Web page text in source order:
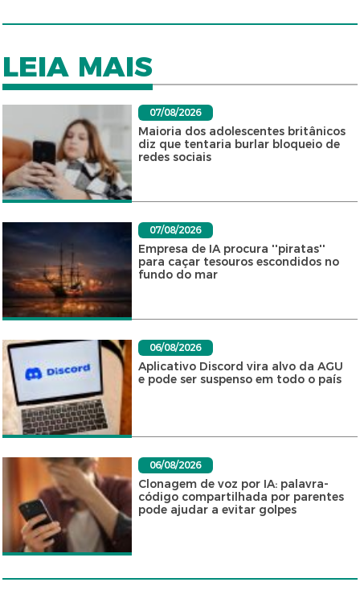
LEIA MAIS
07/08/2026
Maioria dos adolescentes britânicos
diz que tentaria burlar bloqueio de
redes sociais
07/08/2026
Empresa de IA procura ''piratas''
para caçar tesouros escondidos no
fundo do mar
06/08/2026
Aplicativo Discord vira alvo da AGU
e pode ser suspenso em todo o país
06/08/2026
Clonagem de voz por IA: palavra-
código compartilhada por parentes
pode ajudar a evitar golpes